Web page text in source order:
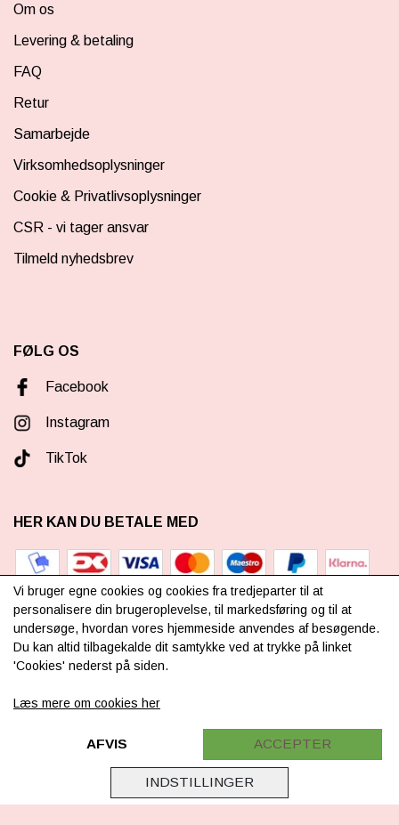
Om os
Levering & betaling
FAQ
Retur
Samarbejde
Virksomhedsoplysninger
Cookie & Privatlivsoplysninger
CSR - vi tager ansvar
Tilmeld nyhedsbrev
FØLG OS
Facebook
Instagram
TikTok
HER KAN DU BETALE MED
TILMELD NYHEDSBREV
TILMELD DIG VORES
Vi bruger egne cookies og cookies fra tredjeparter til at
personalisere din brugeroplevelse, til markedsføring og til at
undersøge, hvordan vores hjemmeside anvendes af besøgende.
Du kan altid tilbagekalde dit samtykke ved at trykke på linket
'Cookies' nederst på siden.
Læs mere om cookies her
INDSTILLINGER
AFVIS ACCEPTER